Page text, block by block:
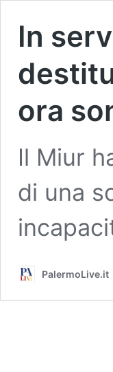
In
ora
Il Miur
di una
PalermoLive.it